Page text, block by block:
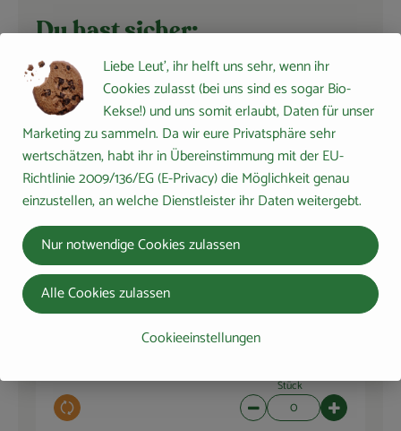
Du hast sicher:
1 EL
Öl
Auswahl ändern
Byodo Bratöl 750ml
8,65 € /l
Stück
Artikelanzahl verringern
Gesamtpreis:
Auswahl ändern
Bioladen* Weizenmehl
Type 550 1kg
1,69 € /
Stück
Artikelanzahl verringern
Liebe Leut', ihr helft uns sehr, wenn ihr
Cookies zulasst (bei uns sind es sogar Bio-
Kekse!) und uns somit erlaubt, Daten für unser
Marketing zu sammeln. Da wir eure Privatsphäre sehr
wertschätzen, habt ihr in Übereinstimmung mit der EU-
Richtlinie 2009/136/EG (E-Privacy) die Möglichkeit genau
einzustellen, an welche Dienstleister ihr Daten weitergebt.
Cookieeinstellungen
Nur notwendige Cookies zulassen
Alle Cookies zulassen